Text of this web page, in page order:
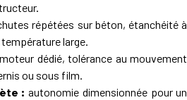
répétées sur béton, étanchéité à
température large.
moteur dédié, tolérance au mouvement
ou sous film.
: autonomie dimensionnée pour un